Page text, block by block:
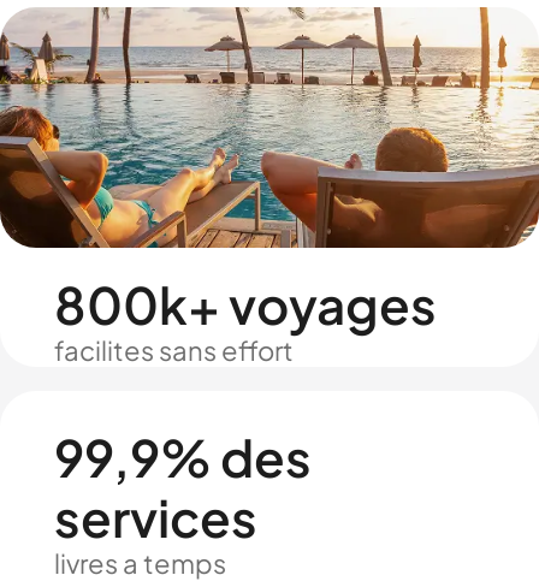
800k+ voyages
facilites sans effort
99,9% des
services
livres a temps